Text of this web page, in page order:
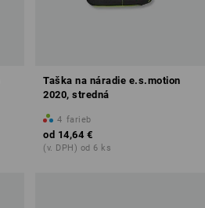
Taška na náradie e.s.motion
2020, stredná
4 farieb
od 14,64 €
(v. DPH) od 6 ks